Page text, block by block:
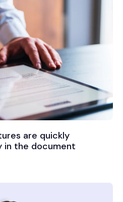
are quickly
in the document